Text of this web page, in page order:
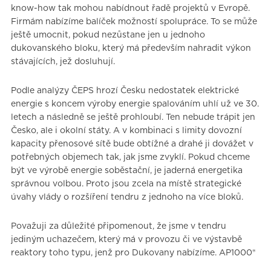
know-how tak mohou nabídnout řadě projektů v Evropě.
Firmám nabízíme balíček možností spolupráce. To se může
ještě umocnit, pokud nezůstane jen u jednoho
dukovanského bloku, který má především nahradit výkon
stávajících, jež dosluhují.
Podle analýzy ČEPS hrozí Česku nedostatek elektrické
energie s koncem výroby energie spalováním uhlí už ve 30.
letech a následně se ještě prohloubí. Ten nebude trápit jen
Česko, ale i okolní státy. A v kombinaci s limity dovozní
kapacity přenosové sítě bude obtížné a drahé ji dovážet v
potřebných objemech tak, jak jsme zvyklí. Pokud chceme
být ve výrobě energie soběstační, je jaderná energetika
správnou volbou. Proto jsou zcela na místě strategické
úvahy vlády o rozšíření tendru z jednoho na více bloků.
Považuji za důležité připomenout, že jsme v tendru
jediným uchazečem, který má v provozu či ve výstavbě
reaktory toho typu, jenž pro Dukovany nabízíme. AP1000®